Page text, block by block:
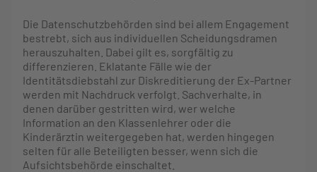
Die Datenschutzbehörden sind bei allem Engagement
bestrebt, sich aus individuellen Scheidungsdramen
herauszuhalten. Dabei gilt es, sorgfältig zu
differenzieren. Eklatante Fälle wie der
Identitätsdiebstahl zur Diskreditierung der Ex-Partner
werden mit Nachdruck verfolgt. Sachverhalte, in
denen darüber gestritten wird, wer welche
Information an den Klassenlehrer oder die
Kinderärztin weitergegeben hat, werden hingegen
selten für alle Beteiligten besser, wenn sich die
Aufsichtsbehörde einschaltet.